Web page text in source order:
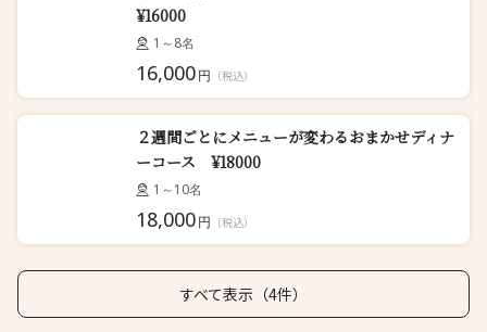
¥16000
1～8名
16,000円 （税込）
２週間ごとにメニューが変わるおまかせディナ
ーコース ¥18000
1～10名
18,000円 （税込）
すべて表示（4件）